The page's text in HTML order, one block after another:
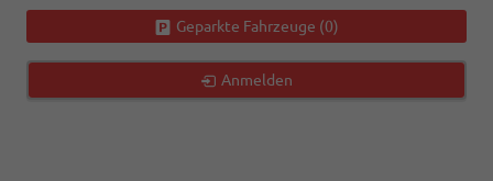
Geparkte Fahrzeuge (0)
Anmelden